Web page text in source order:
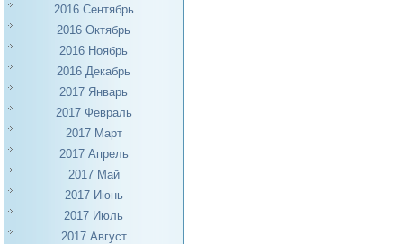
2016 Сентябрь
2016 Октябрь
2016 Ноябрь
2016 Декабрь
2017 Январь
2017 Февраль
2017 Март
2017 Апрель
2017 Май
2017 Июнь
2017 Июль
2017 Август